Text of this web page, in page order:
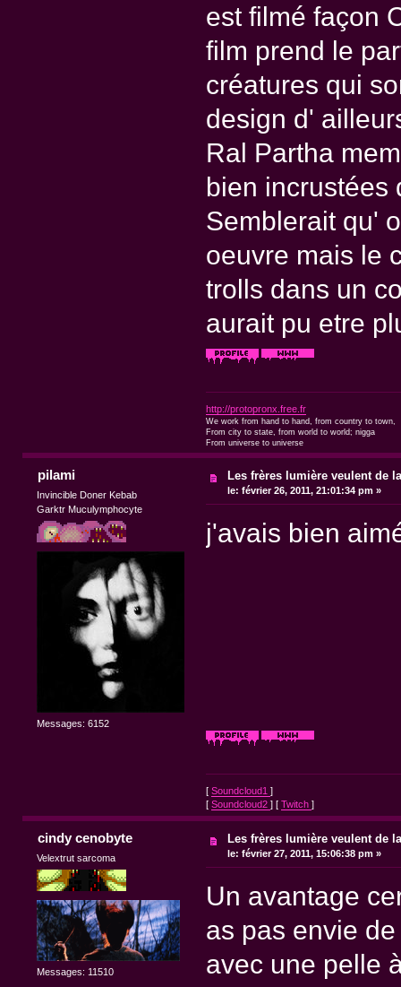
est filmé façon
film prend le
créatures qui
design d'
Ral Partha
bien incrustées
Semblerait qu'
oeuvre mais le
trolls dans un
aurait pu etre
http://protopronx.free.fr
We work from hand to hand, from country to town,
From city to state, from world to world; nigga
From universe to universe
pilami
Invincible Doner Kebab
Garktr Muculymphocyte
Messages: 6152
Les frères lumière veulent de
le: février 26, 2011, 21:01:34 pm »
j'avais bien
[ Soundcloud1 ]
[ Soundcloud2 ] [ Twitch ]
cindy cenobyte
Velextrut sarcoma
Messages: 11510
Les frères lumière veulent de
le: février 27, 2011, 15:06:38 pm »
Un avantage
as pas envie
avec une pelle